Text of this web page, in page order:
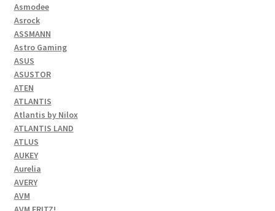
Asmodee
Asrock
ASSMANN
Astro Gaming
ASUS
ASUSTOR
ATEN
ATLANTIS
Atlantis by Nilox
ATLANTIS LAND
ATLUS
AUKEY
Aurelia
AVERY
AVM